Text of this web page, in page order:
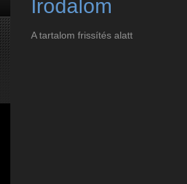
Irodalom
A tartalom frissítés alatt